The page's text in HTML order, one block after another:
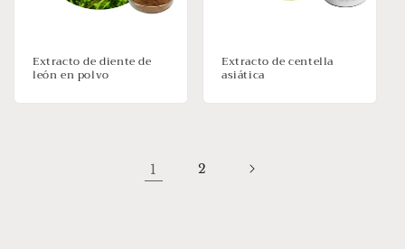
Extracto de diente de
león en polvo
Extracto de centella
asiática
1 2